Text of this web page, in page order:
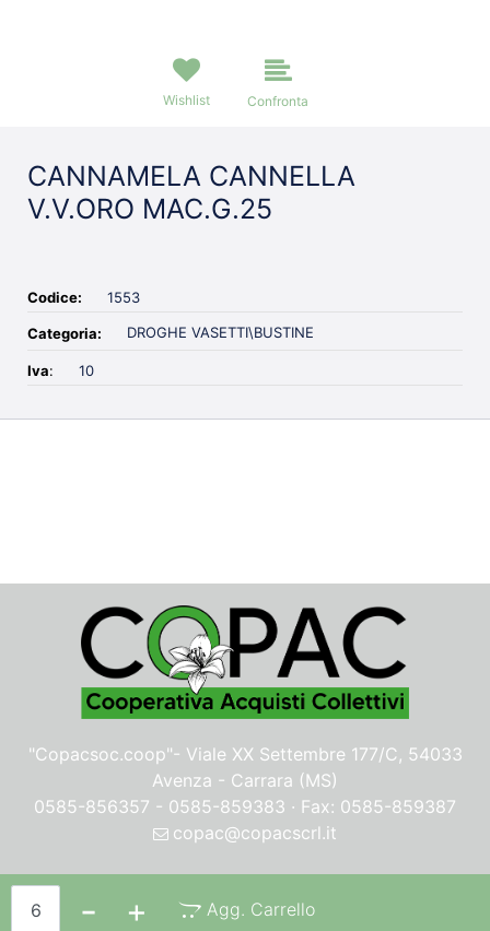
Wishlist Confronta
CANNAMELA CANNELLA
V.V.ORO MAC.G.25
Codice: 1553
Categoria: DROGHE VASETTI\BUSTINE
Iva: 10
Agg. Carrello
"Copacsoc.coop"- Viale XX Settembre 177/C, 54033
Avenza - Carrara (MS)
0585-856357 - 0585-859383 · Fax: 0585-859387
copac@copacscrl.it